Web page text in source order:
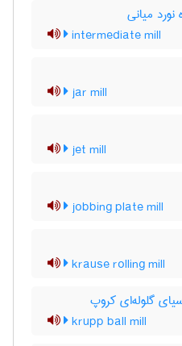
میانی
intermediate mill
jar mill
jet mill
jobbing plate mill
krause rolling mill
گلوله‌ای کروپ
krupp ball mill